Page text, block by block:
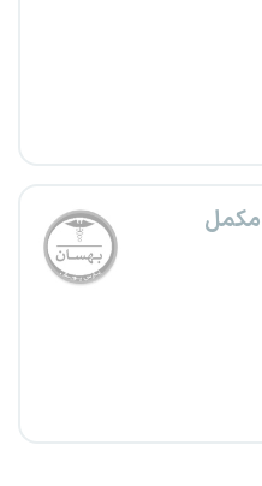
مکمل